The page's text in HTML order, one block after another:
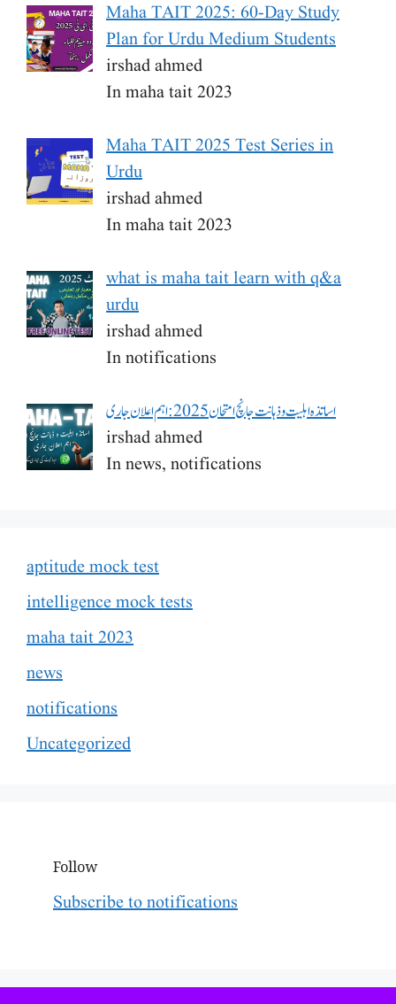
Maha TAIT 2025: 60-Day Study
Plan for Urdu Medium Students
irshad ahmed
In maha tait 2023
Maha TAIT 2025 Test Series in
Urdu
irshad ahmed
In maha tait 2023
what is maha tait learn with q&a
urdu
irshad ahmed
In notifications
اساتذہ اہلیت و ذہانت جانچ امتحان 2025: اہم اعلان جاری
irshad ahmed
In news, notifications
aptitude mock test
intelligence mock tests
maha tait 2023
news
notifications
Uncategorized
Follow
Subscribe to notifications